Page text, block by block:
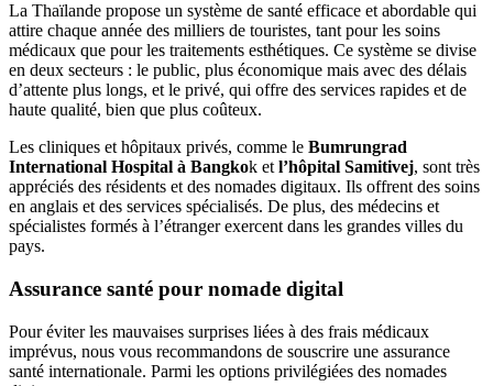
La Thaïlande propose un système de santé efficace et abordable qui
attire chaque année des milliers de touristes, tant pour les soins
médicaux que pour les traitements esthétiques. Ce système se divise
en deux secteurs : le public, plus économique mais avec des délais
d’attente plus longs, et le privé, qui offre des services rapides et de
haute qualité, bien que plus coûteux.
Les cliniques et hôpitaux privés, comme le Bumrungrad
International Hospital à Bangkok et l’hôpital Samitivej, sont très
appréciés des résidents et des nomades digitaux. Ils offrent des soins
en anglais et des services spécialisés. De plus, des médecins et
spécialistes formés à l’étranger exercent dans les grandes villes du
pays.
Assurance santé pour nomade digital
Pour éviter les mauvaises surprises liées à des frais médicaux
imprévus, nous vous recommandons de souscrire une assurance
santé internationale. Parmi les options privilégiées des nomades